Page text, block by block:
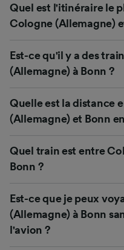
Quel est l'itinéraire le
Cologne (Allemagne)
Est-ce qu'il y a des
(Allemagne) à Bonn ?
Quelle est la distance
(Allemagne) et Bonn
Quel train est entre
Bonn ?
Est-ce que je peux
(Allemagne) à Bonn
l'avion ?